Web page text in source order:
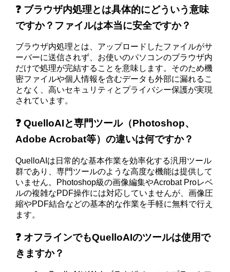
❓ ブラウザ内処理とは具体的にどういう意味
ですか？ファイルは本当に安全ですか？
ブラウザ内処理とは、アップロードしたファイルがサ
ーバーに送信されず、お使いのパソコンのブラウザ内
だけで処理が完結することを意味します。そのため機
密ファイルや個人情報を含むデータも外部に漏れるこ
となく、高いセキュリティとプライバシー保護が実現
されています。
❓ QuelloAIと専門ツール（Photoshop、
Adobe Acrobat等）の違いは何ですか？
QuelloAIは日常的な基本作業を効率化する汎用ツール
群であり、専門ツールのような高度な機能は提供して
いません。Photoshop級の画像編集やAcrobat Proレベ
ルの複雑なPDF操作には対応していませんが、画像圧
縮やPDF結合などの基本的な作業を手軽に無料で行え
ます。
❓ オフラインでもQuelloAIのツールは使用で
きますか？